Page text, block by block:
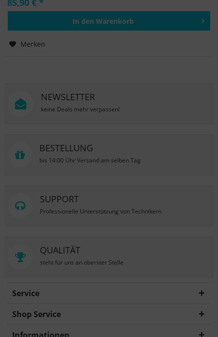
In den Warenkorb
Merken
NEWSLETTER
keine Deals mehr verpassen!
BESTELLUNG
bis 14:00 Uhr Versand am selben Tag
SUPPORT
Professionelle Unterstützung von Technikern
QUALITÄT
steht für uns an oberster Stelle
Service
Shop Service